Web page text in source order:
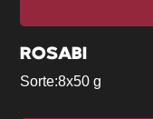
ROSABI
Sorte:8x50 g